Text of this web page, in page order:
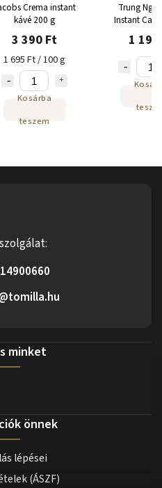
Crema instant
kávé 200 g
3 390 Ft
1 695 Ft / 100 g
Kosárba
teszem
Trung
Instant
Mocha Pack
1
minket
önnek
lépései
(ÁSZF)